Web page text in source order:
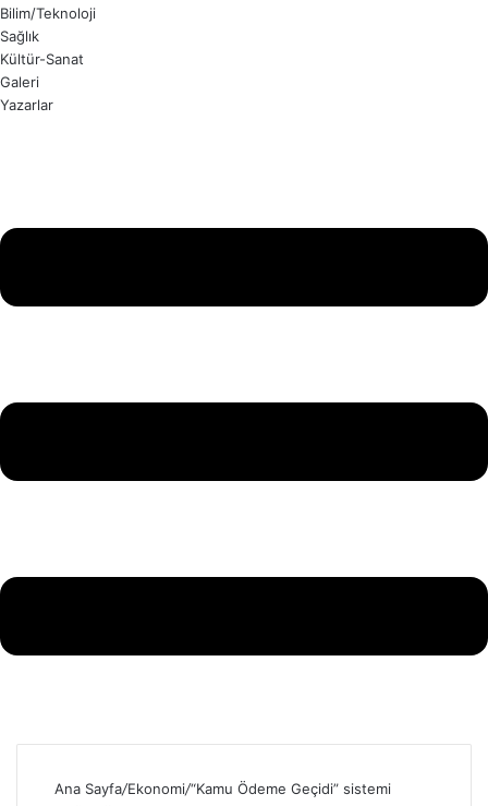
Bilim/Teknoloji
Sağlık
Kültür-Sanat
Galeri
Yazarlar
Ana Sayfa/Ekonomi/“Kamu Ödeme Geçidi” sistemi